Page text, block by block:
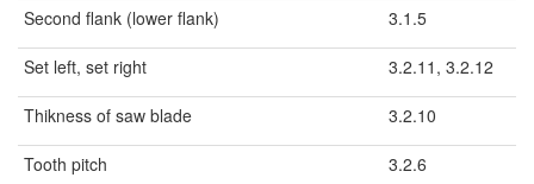
Second flank (lower flank) 3.1.5
Set left, set right 3.2.11, 3.2.12
Thikness of saw blade 3.2.10
Tooth pitch 3.2.6